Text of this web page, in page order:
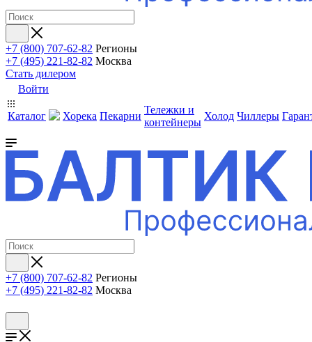
+7 (800) 707-62-82 Регионы
+7 (495) 221-82-82 Москва
Стать дилером
Войти
Каталог Хорека Пекарни
Тележки и
контейнеры
Холод Чиллеры
+7 (800) 707-62-82 Регионы
+7 (495) 221-82-82 Москва